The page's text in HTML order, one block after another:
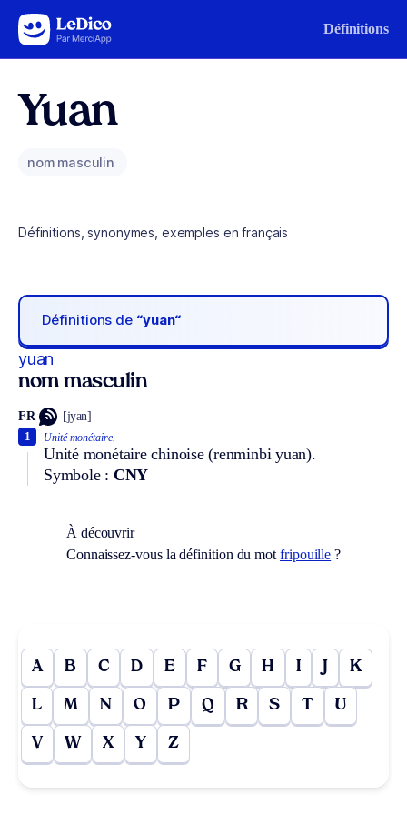
Aller au contenu Définitions
Yuan
nom masculin
Définitions, synonymes, exemples en français
Définitions de “yuan“
yuan
nom masculin
FR [jyan]
Unité monétaire.
Unité monétaire chinoise (renminbi yuan).
Symbole : CNY
1
À découvrir
Connaissez-vous la définition du mot fripouille ?
A B C D E F G H I J K
L M N O P Q R S T U
V W X Y Z